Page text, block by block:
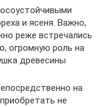
и ясеня. Важно,
реже встречались
огромную роль на
древесины
на
не